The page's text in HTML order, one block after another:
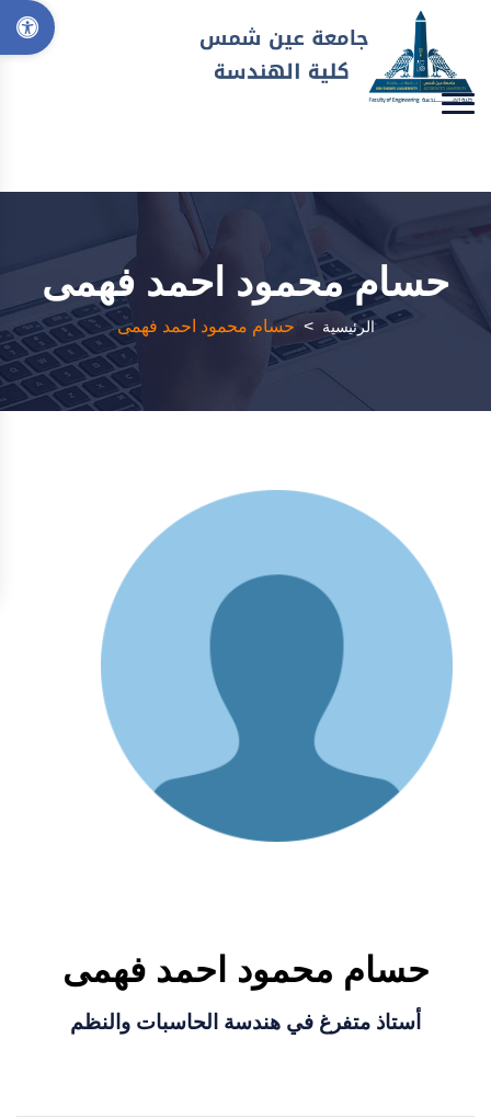
حسام محمود احمد فهمى
الرئيسية > حسام محمود احمد فهمى
حسام محمود احمد فهمى
أستاذ متفرغ في هندسة الحاسبات والنظم